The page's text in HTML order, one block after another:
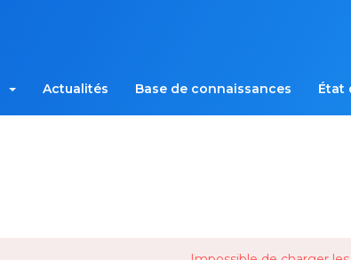
Actualités Base de connaissances État